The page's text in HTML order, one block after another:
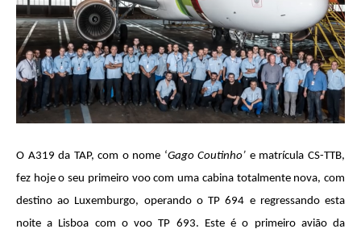
O A319 da TAP, com o nome ‘Gago Coutinho’ e matrícula CS-TTB,
fez hoje o seu primeiro voo com uma cabina totalmente nova, com
destino ao Luxemburgo, operando o TP 694 e regressando esta
noite a Lisboa com o voo TP 693. Este é o primeiro avião da